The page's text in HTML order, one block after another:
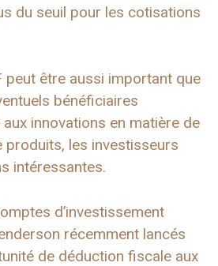
du seuil pour les cotisations
peut être aussi important que
bénéficiaires
innovations en matière de
produits, les investisseurs
intéressantes.
d’investissement
récemment lancés
de déduction fiscale aux